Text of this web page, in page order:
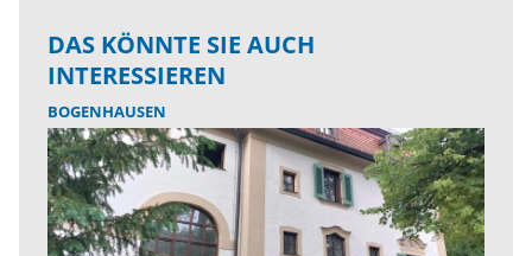
DAS KÖNNTE SIE AUCH
INTERESSIEREN
BOGENHAUSEN